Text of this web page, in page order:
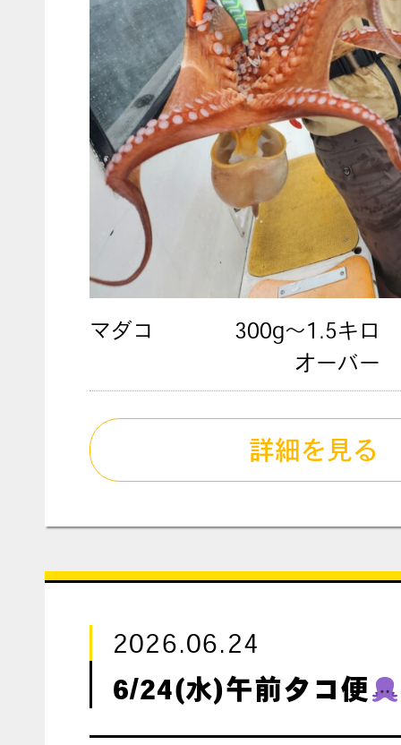
マダコ
300g～1.5キロ
オーバー
詳細を見る
2026.06.24
6/24(水)午前タコ便